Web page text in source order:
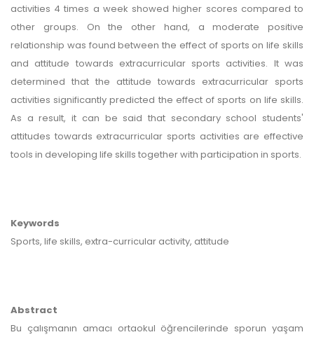
activities 4 times a week showed higher scores compared to
other groups. On the other hand, a moderate positive
relationship was found between the effect of sports on life skills
and attitude towards extracurricular sports activities. It was
determined that the attitude towards extracurricular sports
activities significantly predicted the effect of sports on life skills.
As a result, it can be said that secondary school students'
attitudes towards extracurricular sports activities are effective
tools in developing life skills together with participation in sports.
Keywords
Sports, life skills, extra-curricular activity, attitude
Abstract
Bu çalışmanın amacı ortaokul öğrencilerinde sporun yaşam